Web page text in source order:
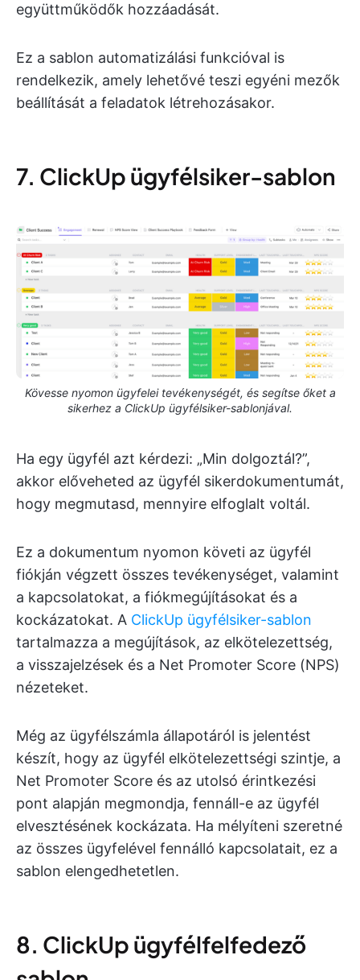
együttműködők hozzáadását.
Ez a sablon automatizálási funkcióval is
rendelkezik, amely lehetővé teszi egyéni mezők
beállítását a feladatok létrehozásakor.
7. ClickUp ügyfélsiker-sablon
Kövesse nyomon ügyfelei tevékenységét, és segítse őket a
sikerhez a ClickUp ügyfélsiker-sablonjával.
Ha egy ügyfél azt kérdezi: „Min dolgoztál?”,
akkor előveheted az ügyfél sikerdokumentumát,
hogy megmutasd, mennyire elfoglalt voltál.
Ez a dokumentum nyomon követi az ügyfél
fiókján végzett összes tevékenységet, valamint
a kapcsolatokat, a fiókmegújításokat és a
kockázatokat. A ClickUp ügyfélsiker-sablon
tartalmazza a megújítások, az elkötelezettség,
a visszajelzések és a Net Promoter Score (NPS)
nézeteket.
Még az ügyfélszámla állapotáról is jelentést
készít, hogy az ügyfél elkötelezettségi szintje, a
Net Promoter Score és az utolsó érintkezési
pont alapján megmondja, fennáll-e az ügyfél
elvesztésének kockázata. Ha mélyíteni szeretné
az összes ügyfelével fennálló kapcsolatait, ez a
sablon elengedhetetlen.
8. ClickUp ügyfélfelfedező